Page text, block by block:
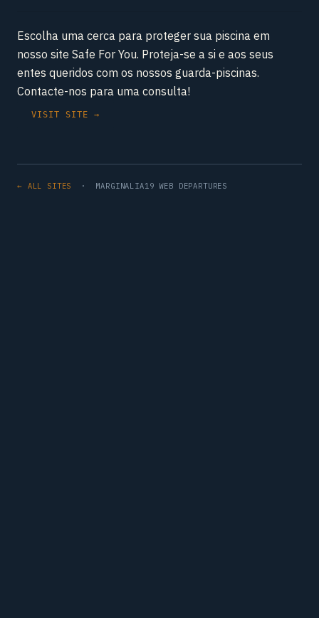
Escolha uma cerca para proteger sua piscina em
nosso site Safe For You. Proteja-se a si e aos seus
entes queridos com os nossos guarda-piscinas.
Contacte-nos para uma consulta!
VISIT SITE →
← ALL SITES · MARGINALIA19 WEB DEPARTURES